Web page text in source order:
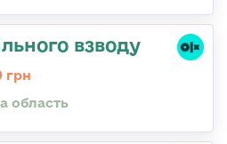
взводу
грн
область